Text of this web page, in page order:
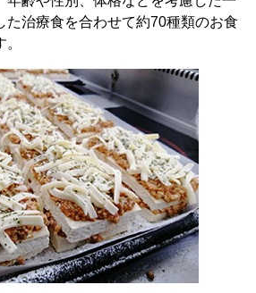
た治療食を合わせて約70種類のお食